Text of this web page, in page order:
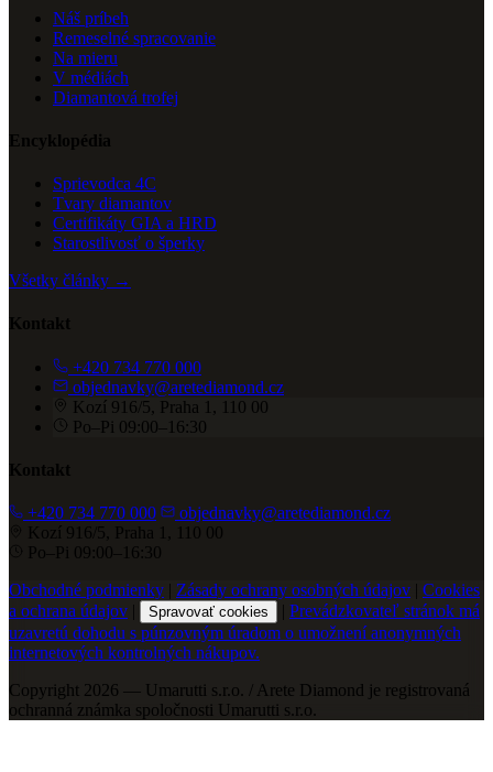
Náš príbeh
Remeselné spracovanie
Na mieru
V médiách
Diamantová trofej
Encyklopédia
Sprievodca 4C
Tvary diamantov
Certifikáty GIA a HRD
Starostlivosť o šperky
Všetky články →
Kontakt
+420 734 770 000
objednavky@aretediamond.cz
Kozí 916/5, Praha 1, 110 00
Po–Pi 09:00–16:30
Kontakt
+420 734 770 000
objednavky@aretediamond.cz
Kozí 916/5, Praha 1, 110 00
Po–Pi 09:00–16:30
Obchodné podmienky | Zásady ochrany osobných údajov | Cookies
a ochrana údajov | Spravovať cookies | Prevádzkovateľ stránok má
uzavretú dohodu s púnzovným úradom o umožnení anonymných
internetových kontrolných nákupov.
Copyright 2026 — Umarutti s.r.o. / Arete Diamond je registrovaná
ochranná známka spoločnosti Umarutti s.r.o.